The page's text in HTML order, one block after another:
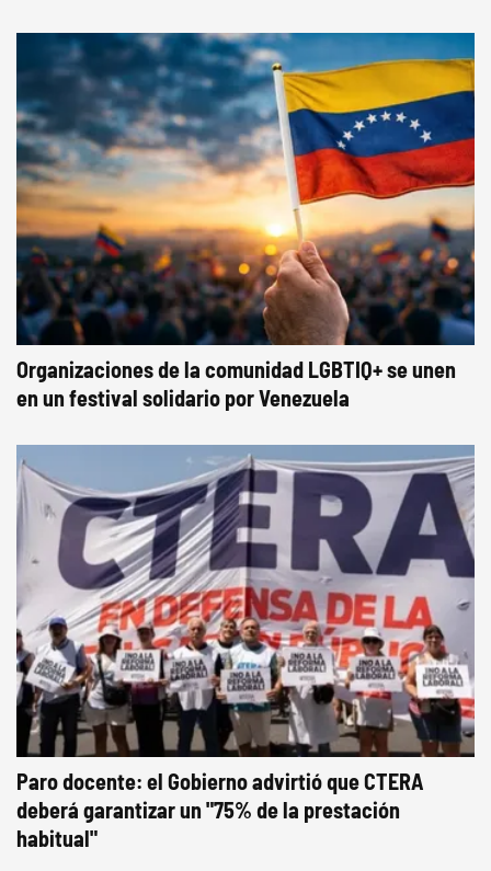
Organizaciones de la comunidad LGBTIQ+ se unen
en un festival solidario por Venezuela
Paro docente: el Gobierno advirtió que CTERA
deberá garantizar un "75% de la prestación
habitual"